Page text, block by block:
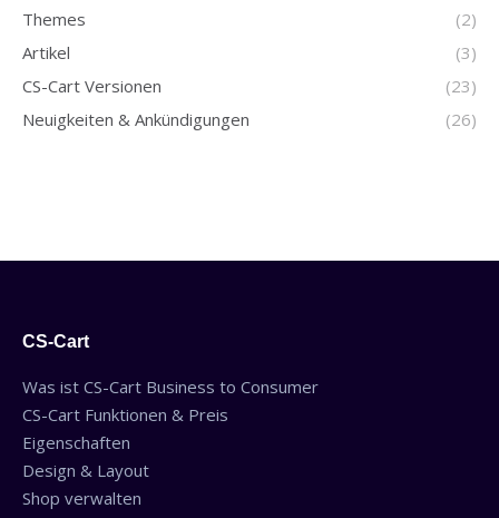
Themes
(2)
Artikel
(3)
CS-Cart Versionen
(23)
Neuigkeiten & Ankündigungen
(26)
CS-Cart
Was ist CS-Cart Business to Consumer
CS-Cart Funktionen & Preis
Eigenschaften
Design & Layout
Shop verwalten